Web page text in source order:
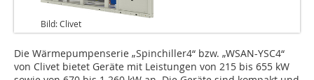
Bild: Clivet
Die Wärmepumpenserie „Spinchiller4“ bzw. „WSAN-YSC4“
von Clivet bietet Geräte mit Leistungen von 215 bis 655 kW